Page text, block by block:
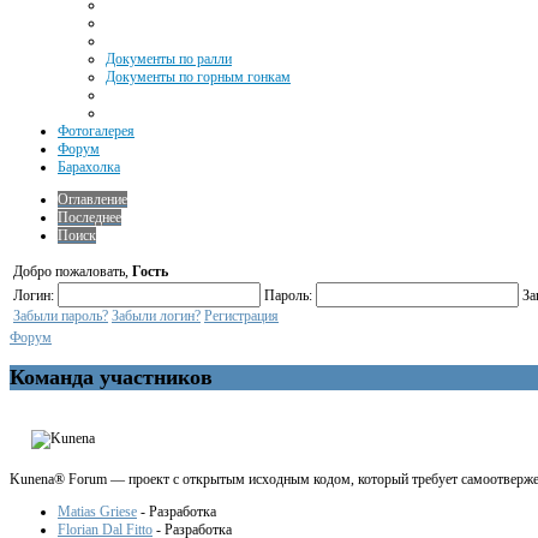
Документы по ралли
Документы по горным гонкам
Фотогалерея
Форум
Барахолка
Оглавление
Последнее
Поиск
Добро пожаловать, Гость
Логин:
Пароль:
Забыли пароль? Забыли логин? Регистрация
Форум
Команда участников
Kunena® Forum — проект с открытым исходным кодом, который требует
Matias Griese - Разработка
Florian Dal Fitto - Разработка